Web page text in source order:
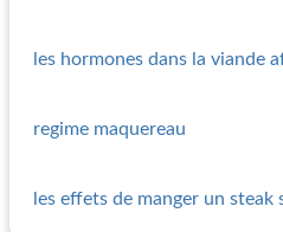
les hormones dans la viande
regime maquereau
les effets de manger un steak